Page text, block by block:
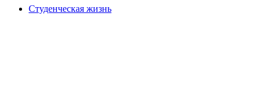
Студенческая жизнь